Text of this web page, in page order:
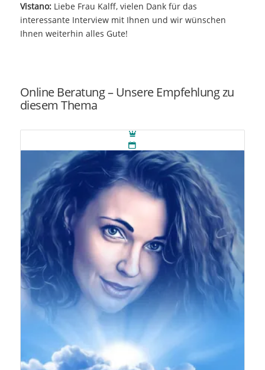
Vistano:Liebe Frau Kalff, vielen Dank für das
interessante Interview mit Ihnen und wir wünschen
Ihnen weiterhin alles Gute!
Online Beratung – Unsere Empfehlung zu
diesem Thema